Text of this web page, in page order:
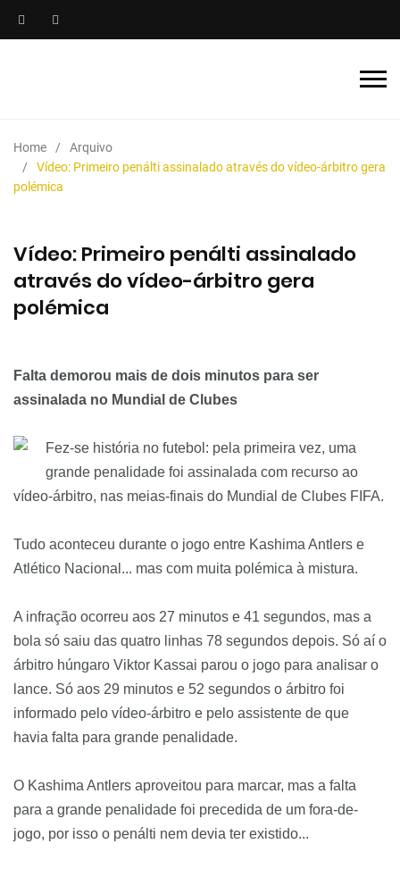
Home
Arquivo
Vídeo: Primeiro penálti assinalado através do vídeo-árbitro gera
polémica
Vídeo: Primeiro penálti assinalado
através do vídeo-árbitro gera
polémica
Falta demorou mais de dois minutos para ser
assinalada no Mundial de Clubes
Fez-se história no futebol: pela primeira vez, uma
grande penalidade foi assinalada com recurso ao
vídeo-árbitro, nas meias-finais do Mundial de Clubes FIFA.
Tudo aconteceu durante o jogo entre Kashima Antlers e
Atlético Nacional... mas com muita polémica à mistura.
A infração ocorreu aos 27 minutos e 41 segundos, mas a
bola só saiu das quatro linhas 78 segundos depois. Só aí o
árbitro húngaro Viktor Kassai parou o jogo para analisar o
lance. Só aos 29 minutos e 52 segundos o árbitro foi
informado pelo vídeo-árbitro e pelo assistente de que
havia falta para grande penalidade.
O Kashima Antlers aproveitou para marcar, mas a falta
para a grande penalidade foi precedida de um fora-de-
jogo, por isso o penálti nem devia ter existido...